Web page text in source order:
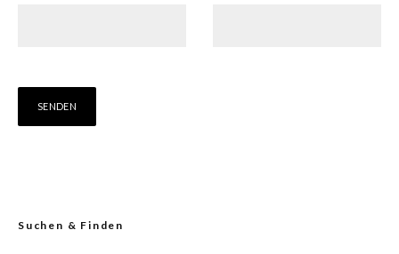
Suchen & Finden